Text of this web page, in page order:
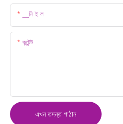
▁নি ই ল
কন্টেন্ট
এখন তদন্ত পাঠান